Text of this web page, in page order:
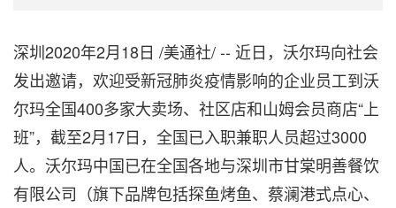
深圳2020年2月18日 /美通社/ -- 近日，沃尔玛向社会
发出邀请，欢迎受新冠肺炎疫情影响的企业员工到沃
尔玛全国400多家大卖场、社区店和山姆会员商店“上
班”，截至2月17日，全国已入职兼职人员超过3000
人。沃尔玛中国已在全国各地与深圳市甘棠明善餐饮
有限公司（旗下品牌包括探鱼烤鱼、蔡澜港式点心、